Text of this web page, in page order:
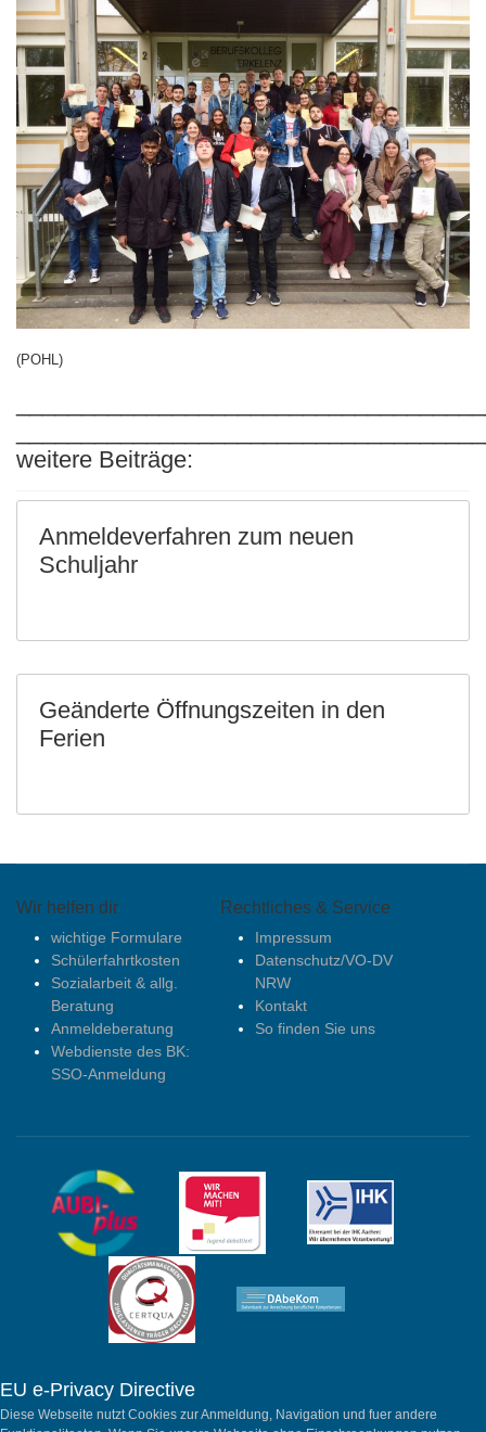
(POHL)
weitere Beiträge:
Anmeldeverfahren zum neuen
Schuljahr
Geänderte Öffnungszeiten in den
Ferien
Wir helfen dir
wichtige Formulare
Schülerfahrtkosten
Sozialarbeit & allg.
Beratung
Anmeldeberatung
Webdienste des BK:
SSO-Anmeldung
Rechtliches & Service
Impressum
Datenschutz/VO-DV
NRW
Kontakt
So finden Sie uns
EU e-Privacy Directive
Diese Webseite nutzt Cookies zur Anmeldung, Navigation und fuer andere